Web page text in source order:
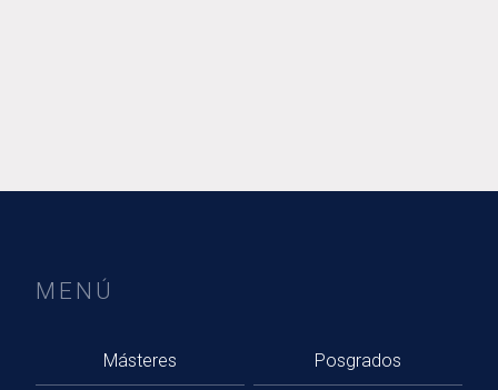
MENÚ
Másteres Posgrados